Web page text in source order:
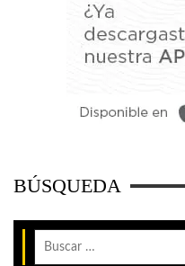
BÚSQUEDA